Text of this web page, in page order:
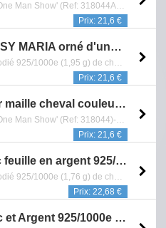
Bracelet de chez 'One Man Show' (Ref: 318044AD)-Dimension: 21,5 cm - Garantie 2 ans contre tout vice de fabrication - Reference: 0601.059.3019
Prix: 21,6 €
Bracelet GYPSY MARIA orné d'une croix argent 925/1000 doré (31812810D)
Bracelet argent rhodié 925/1000e (1,95 g) de chez 'Jouailla Bijoux' (Ref: 31812810D)- Longueur: 19 cm - Fermoir mousqueton - Garantie 5 ans contre tout vice de fabrication - Reference: 0601.074.2719
Prix: 21,6 €
Bracelet acier maille cheval couleur acier (318044)
Bracelet de chez 'One Man Show' (Ref: 318044)-Dimension: 21,5 cm - Garantie 2 ans contre tout vice de fabrication - Reference: 0601.061.3019
Prix: 21,6 €
Bracelet avec feuille en argent 925/1000 rosé (19 cm)
Bracelet argent rhodié 925/1000e (1,76 g) de chez 'Jouailla Bijoux' (Ref: 31812574) - Longueur: 19 cm - Garantie 5 ans contre tout vice de fabrication - Collection Noir sur Blanc - Reference: 0601.154.0517
Prix: 22,68 €
Bracelet Jonc et Argent 925/1000e - Boir